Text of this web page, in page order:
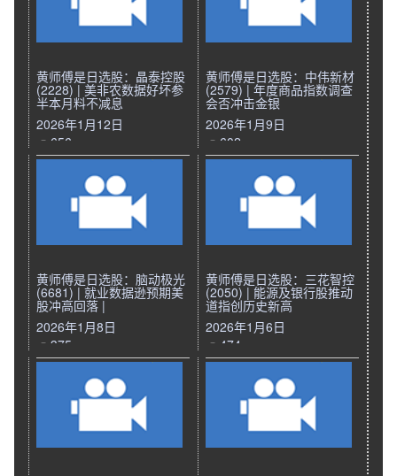
黄师傅是日选股：晶泰控股
(2228) | 美非农数据好坏参
半本月料不减息
2026年1月12日
656
黄师傅是日选股：中伟新材
(2579) | 年度商品指数调查
会否冲击金银
2026年1月9日
602
黄师傅是日选股：脑动极光
(6681) | 就业数据逊预期美
股冲高回落 |
2026年1月8日
375
黄师傅是日选股：三花智控
(2050) | 能源及银行股推动
道指创历史新高
2026年1月6日
474